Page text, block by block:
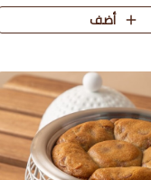
أضف